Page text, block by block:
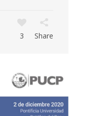
3 Share